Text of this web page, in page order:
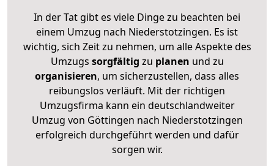
In der Tat gibt es viele Dinge zu beachten bei
einem Umzug nach Niederstotzingen. Es ist
wichtig, sich Zeit zu nehmen, um alle Aspekte des
Umzugs sorgfältig zu planen und zu
organisieren, um sicherzustellen, dass alles
reibungslos verläuft. Mit der richtigen
Umzugsfirma kann ein deutschlandweiter
Umzug von Göttingen nach Niederstotzingen
erfolgreich durchgeführt werden und dafür
sorgen wir.